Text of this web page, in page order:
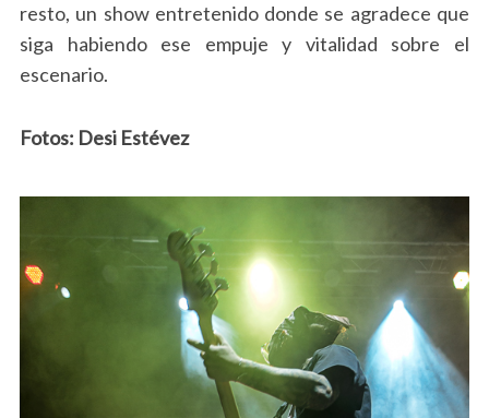
resto, un show entretenido donde se agradece que
siga habiendo ese empuje y vitalidad sobre el
escenario.
Fotos: Desi Estévez